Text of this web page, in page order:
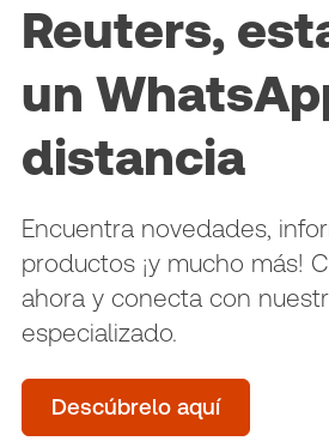
Reuters,
un
distancia
Encuentra novedades,
productos ¡y mucho más!
ahora y conecta con
especializado.
Descúbrelo aquí